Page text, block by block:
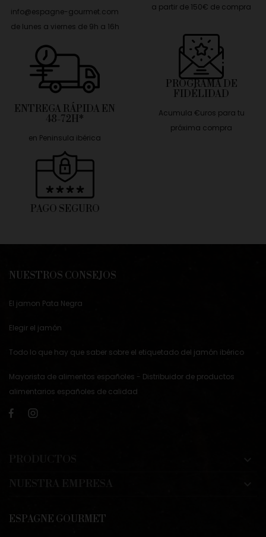
info@espagne-gourmet.com
de lunes a viernes de 9h a 16h
a partir de 150€ de compra
ENTREGA RÁPIDA EN
48-72H*
en Peninsula ibérica
PROGRAMA DE
FIDÉLIDAD
Acumula €uros para tu
próxima compra
PAGO SEGURO
NUESTROS CONSEJOS
El jamon Pata Negra
Elegir el jamón
Todo lo que hay que saber sobre el etiquetado del jamón ibérico
Mayorista de alimentos españoles - Distribuidor de productos
alimentarios españoles de calidad
ESPAGNE GOURMET